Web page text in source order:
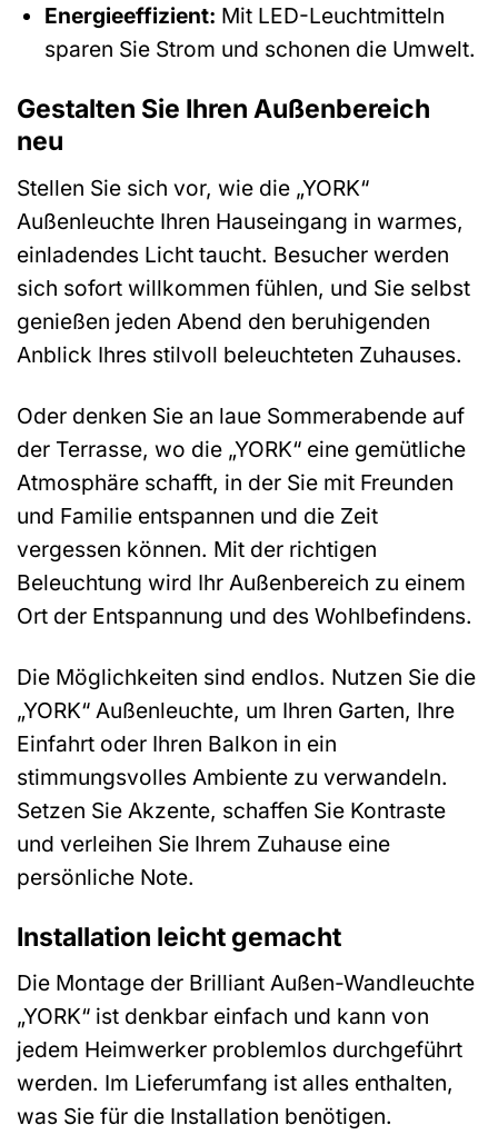
Energieeffizient: Mit LED-Leuchtmitteln
sparen Sie Strom und schonen die Umwelt.
Gestalten Sie Ihren Außenbereich
neu
Stellen Sie sich vor, wie die „YORK“
Außenleuchte Ihren Hauseingang in warmes,
einladendes Licht taucht. Besucher werden
sich sofort willkommen fühlen, und Sie selbst
genießen jeden Abend den beruhigenden
Anblick Ihres stilvoll beleuchteten Zuhauses.
Oder denken Sie an laue Sommerabende auf
der Terrasse, wo die „YORK“ eine gemütliche
Atmosphäre schafft, in der Sie mit Freunden
und Familie entspannen und die Zeit
vergessen können. Mit der richtigen
Beleuchtung wird Ihr Außenbereich zu einem
Ort der Entspannung und des Wohlbefindens.
Die Möglichkeiten sind endlos. Nutzen Sie die
„YORK“ Außenleuchte, um Ihren Garten, Ihre
Einfahrt oder Ihren Balkon in ein
stimmungsvolles Ambiente zu verwandeln.
Setzen Sie Akzente, schaffen Sie Kontraste
und verleihen Sie Ihrem Zuhause eine
persönliche Note.
Installation leicht gemacht
Die Montage der Brilliant Außen-Wandleuchte
„YORK“ ist denkbar einfach und kann von
jedem Heimwerker problemlos durchgeführt
werden. Im Lieferumfang ist alles enthalten,
was Sie für die Installation benötigen.